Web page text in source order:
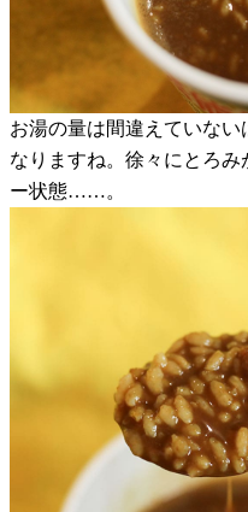
お湯の量は間違えていな
なりますね。徐々にとろ
ー状態……。